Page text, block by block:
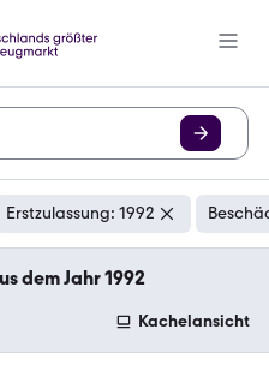
Erstzulassung: 1992
dem Jahr 1992
Kachelansicht